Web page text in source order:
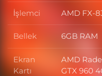
İşlemci İşlemci
AMD FX-
Bellek Bellek
6GB RAM
Ekran
Kartı
Ekran
AMD
GTX 960